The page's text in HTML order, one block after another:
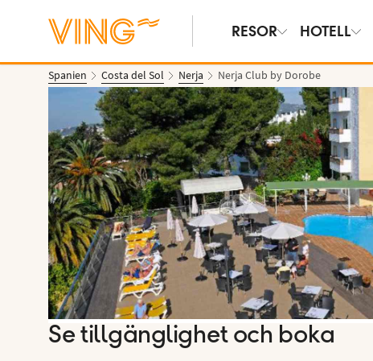
RESOR HOTELL
Spanien Costa del Sol Nerja Nerja Club by Dorobe
Se bilder
Se tillgänglighet och boka